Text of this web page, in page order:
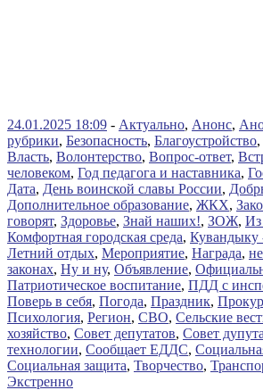
24.01.2025 18:09 - Актуально, Анонс,
рубрики, Безопасность, Благоустройство,
Власть, Волонтерство, Вопрос-ответ,
человеком, Год педагога и наставника,
Дата, День воинской славы России,
Дополнительное образование, ЖКХ,
говорят, Здоровье, Знай наших!, ЗОЖ, Из
Комфортная городская среда, Кувандыку
Летний отдых, Мероприятие, Награда,
законах, Ну и ну, Объявление,
Патриотическое воспитание, ПДД с
Поверь в себя, Погода, Праздник,
Психология, Регион, СВО, Сельские
хозяйство, Совет депутатов, Совет
технологии, Сообщает ЕДДС,
Социальная защита, Творчество,
Экстренно